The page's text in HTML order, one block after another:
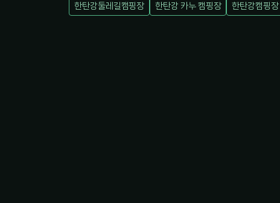
한탄강둘레길캠핑장
한탄강 카누 캠핑장 한탄강캠핑장